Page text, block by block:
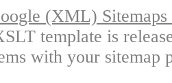
(XML)
template is
with your sitemap